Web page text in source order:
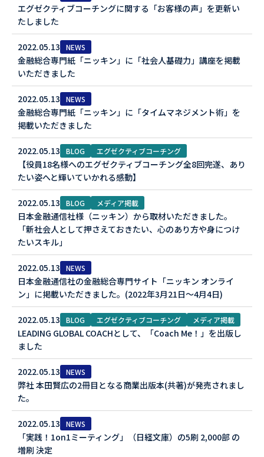
エグゼクティブコーチングに関する「お客様の声」を更新い
たしました
2022.05.13 NEWS
金融総合専門紙「ニッキン」に「社会人基礎力」講座を掲載
いただきました
2022.05.13 NEWS
金融総合専門紙「ニッキン」に「タイムマネジメント術」を
掲載いただきました
2022.05.13 BLOG エグゼクティブコーチング
【役員18名様へのエグゼクティブコーチング全8回完遂、あり
たい姿へと輝いていかれる感動】
2022.05.13 BLOG メディア掲載
日本金融通信社様（ニッキン）から取材いただきました。
「新社会人として押さえておきたい、心のあり方や身につけ
たいスキル」
2022.05.13 NEWS
日本金融通信社の金融総合専門サイト「ニッキン オンライ
ン」に掲載いただきました。(2022年3月21日〜4月4日)
2022.05.13 BLOG エグゼクティブコーチング メディア掲載
LEADING GLOBAL COACHとして、「Coach Me！」を出版し
ました
2022.05.13 NEWS
弊社 本田賢広の2冊目となる商業出版本(共著)が発売されまし
た。
2022.05.13 NEWS
「実践！1on1ミーティング」（日経文庫）の5刷 2,000部 の
増刷 決定